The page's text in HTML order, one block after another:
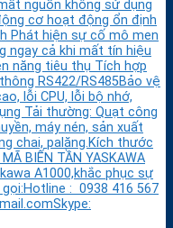
nguồn không sử dụng
cơ hoạt động ổn định
Phát hiện sự cố mô men
ngay cả khi mất tín hiệu
năng tiêu thụ Tích hợp
RS422/RS485Bảo vệ
lỗi CPU, lỗi bộ nhớ,
Tải thường: Quạt công
máy nén, sản xuất
chai, palăng.Kích thước
BIẾN TẦN YASKAWA
A1000,khắc phục sự
: 0938 416 567